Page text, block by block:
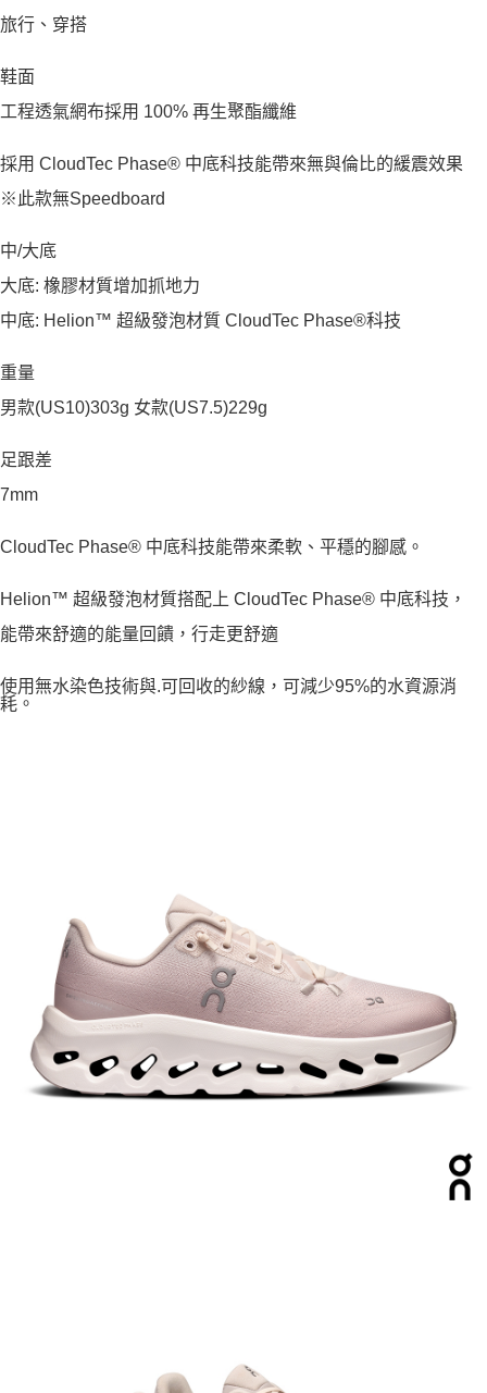
旅行、穿搭
鞋面
工程透氣網布採用 100% 再生聚酯纖維
採用 CloudTec Phase® 中底科技能帶來無與倫比的緩震效果
※此款無Speedboard
中/大底
大底: 橡膠材質增加抓地力
中底: Helion™ 超級發泡材質 CloudTec Phase®科技
重量
男款(US10)303g 女款(US7.5)229g
足跟差
7mm
CloudTec Phase® 中底科技能帶來柔軟、平穩的腳感。
Helion™ 超級發泡材質搭配上 CloudTec Phase® 中底科技，
能帶來舒適的能量回饋，行走更舒適
使用無水染色技術與.可回收的紗線，可減少95%的水資源消
耗。